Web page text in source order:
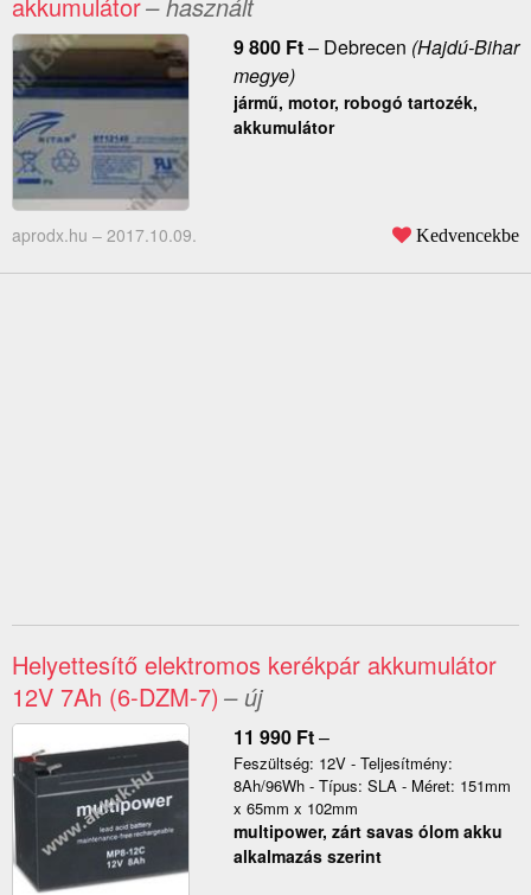
akkumulátor– használt
9 800 Ft– Debrecen (Hajdú-Bihar
megye)
jármű, motor, robogó tartozék,
akkumulátor
aprodx.hu – 2017.10.09. Kedvencekbe
Helyettesítő elektromos kerékpár akkumulátor
12V 7Ah (6-DZM-7) – új
11 990 Ft–
Feszültség: 12V - Teljesítmény:
8Ah/96Wh - Típus: SLA - Méret: 151mm
x 65mm x 102mm
multipower, zárt savas ólom akku
alkalmazás szerint